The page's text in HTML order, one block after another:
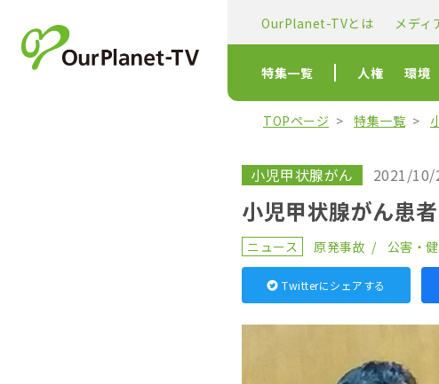
OurPlanet-TVとは メディ
特集一覧 人権 環境
TOPページ 特集一覧
小児甲状腺がん 2021/10/
小児甲状腺がん患
ニュース 原発事故 公害・
Twitterにシェアする